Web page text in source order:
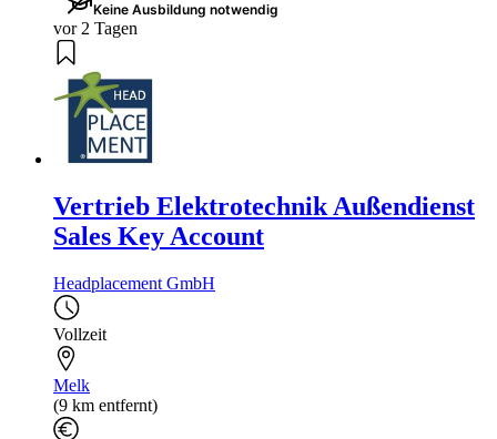
Keine Ausbildung notwendig
vor 2 Tagen
Vertrieb Elektrotechnik Außendienst
Sales Key Account
Headplacement GmbH
Vollzeit
Melk
(9 km entfernt)